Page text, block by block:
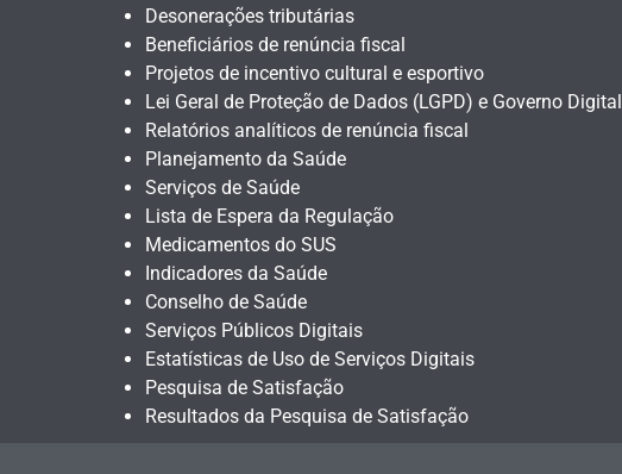
Desonerações tributárias
Beneficiários de renúncia fiscal
Projetos de incentivo cultural e esportivo
Lei Geral de Proteção de Dados (LGPD) e Governo Digital
Relatórios analíticos de renúncia fiscal
Planejamento da Saúde
Serviços de Saúde
Lista de Espera da Regulação
Medicamentos do SUS
Indicadores da Saúde
Conselho de Saúde
Serviços Públicos Digitais
Estatísticas de Uso de Serviços Digitais
Pesquisa de Satisfação
Resultados da Pesquisa de Satisfação